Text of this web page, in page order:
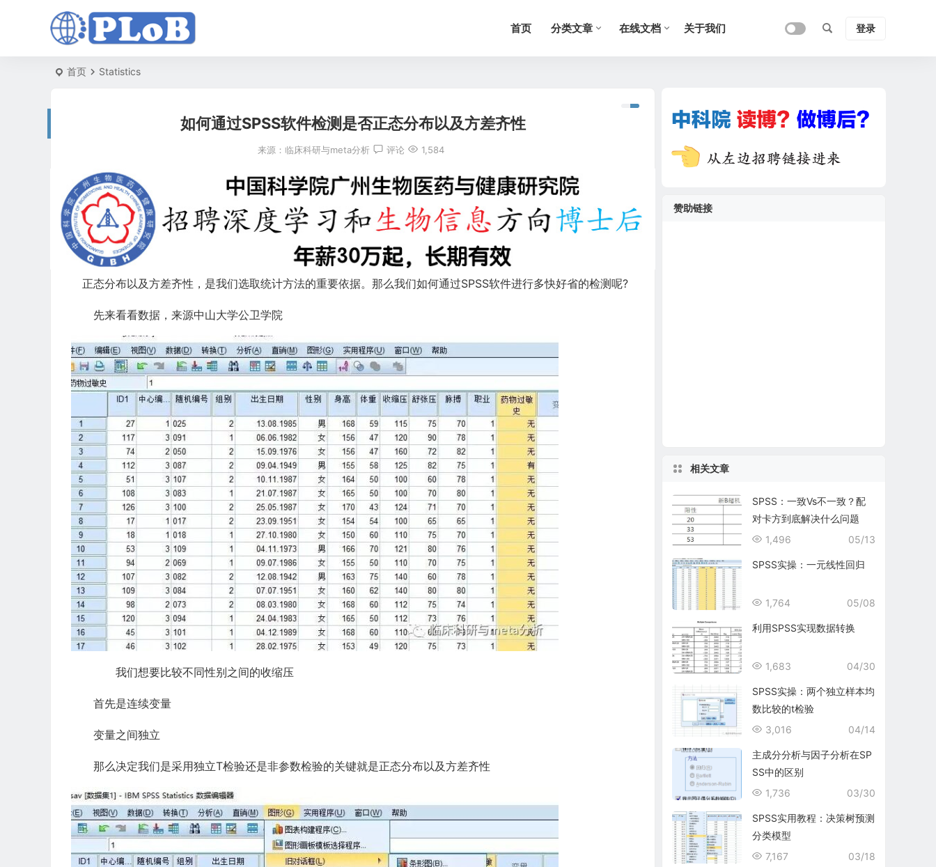
首页 分类文章 在线文档 关于我们 登录
首页 Statistics
如何通过SPSS软件检测是否正态分布以及方差齐性
来源： 临床科研与meta分析 评论 1,584
正态分布以及方差齐性，是我们选取统计方法的重要依据。那么我们如何通过SPSS软件进行多快好省的检测呢?
先来看看数据，来源中山大学公卫学院
我们想要比较不同性别之间的收缩压
首先是连续变量
变量之间独立
那么决定我们是采用独立T检验还是非参数检验的关键就是正态分布以及方差齐性
赞助链接
相关文章
SPSS：一致Vs不一致？配
对卡方到底解决什么问题
05/13
1,496
SPSS实操：一元线性回归
05/08
1,764
利用SPSS实现数据转换
04/30
1,683
SPSS实操：两个独立样本均
数比较的t检验
04/14
3,016
主成分分析与因子分析在SP
SS中的区别
03/30
1,736
SPSS实用教程：决策树预测
分类模型
03/18
7,167